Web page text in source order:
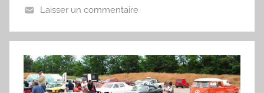
Laisser un commentaire